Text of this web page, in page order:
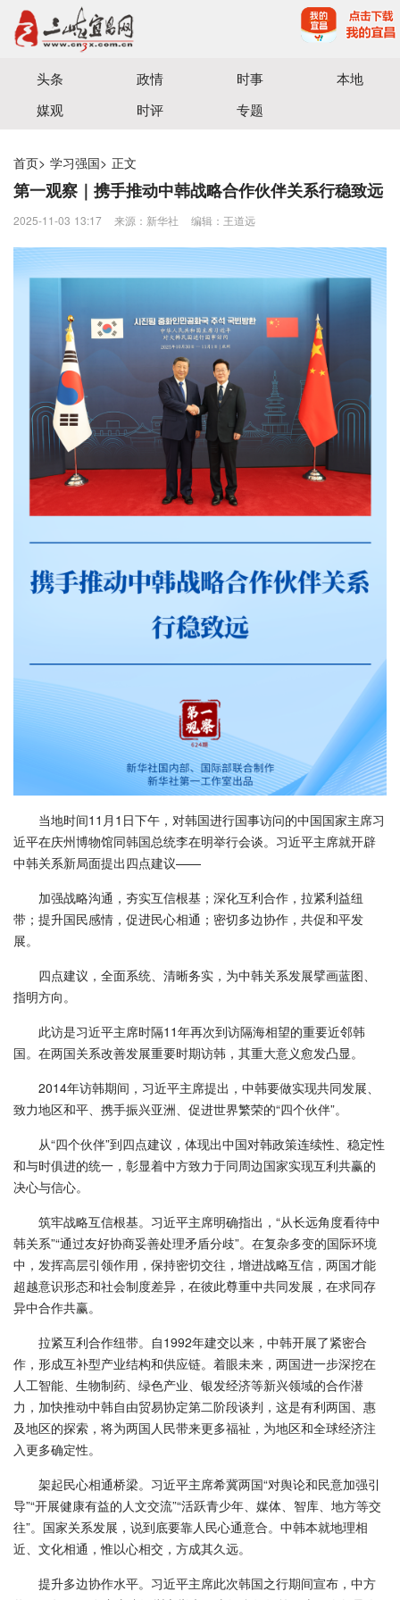
宜昌三峡融媒体中心主办
头条 政情 时事
本地
媒观
时评 专题
首页> 学习强国> 正文
第一观察｜携手推动中韩战略合作伙伴关系行稳致远
2025-11-03 13:17 来源：新华社 编辑：王道远
当地时间11月1日下午，对韩国进行国事访问的中国国家主席习
近平在庆州博物馆同韩国总统李在明举行会谈。习近平主席就开辟
中韩关系新局面提出四点建议——
加强战略沟通，夯实互信根基；深化互利合作，拉紧利益纽
带；提升国民感情，促进民心相通；密切多边协作，共促和平发
展。
四点建议，全面系统、清晰务实，为中韩关系发展擘画蓝图、
指明方向。
此访是习近平主席时隔11年再次到访隔海相望的重要近邻韩
国。在两国关系改善发展重要时期访韩，其重大意义愈发凸显。
2014年访韩期间，习近平主席提出，中韩要做实现共同发展、
致力地区和平、携手振兴亚洲、促进世界繁荣的“四个伙伴”。
从“四个伙伴”到四点建议，体现出中国对韩政策连续性、稳定性
和与时俱进的统一，彰显着中方致力于同周边国家实现互利共赢的
决心与信心。
筑牢战略互信根基。习近平主席明确指出，“从长远角度看待中
韩关系”“通过友好协商妥善处理矛盾分歧”。在复杂多变的国际环境
中，发挥高层引领作用，保持密切交往，增进战略互信，两国才能
超越意识形态和社会制度差异，在彼此尊重中共同发展，在求同存
异中合作共赢。
拉紧互利合作纽带。自1992年建交以来，中韩开展了紧密合
作，形成互补型产业结构和供应链。着眼未来，两国进一步深挖在
人工智能、生物制药、绿色产业、银发经济等新兴领域的合作潜
力，加快推动中韩自由贸易协定第二阶段谈判，这是有利两国、惠
及地区的探索，将为两国人民带来更多福祉，为地区和全球经济注
入更多确定性。
架起民心相通桥梁。习近平主席希冀两国“对舆论和民意加强引
导”“开展健康有益的人文交流”“活跃青少年、媒体、智库、地方等交
往”。国家关系发展，说到底要靠人民心通意合。中韩本就地理相
近、文化相通，惟以心相交，方成其久远。
提升多边协作水平。习近平主席此次韩国之行期间宣布，中方